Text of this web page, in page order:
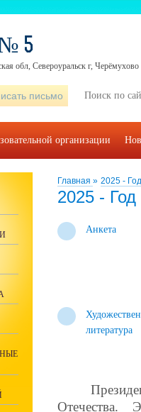
Главная » 2025 -
2025 -
Анкета
литература
Отечества.
5
обл, Североуральск г,
письмо
организации